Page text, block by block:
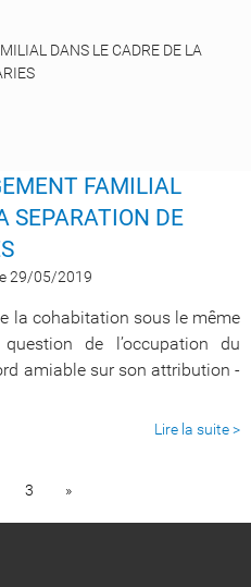
FAMILIAL
SEPARATION DE
29/05/2019
la cohabitation sous le même
de l’occupation du
amiable sur son attribution -
Lire la suite >
3 »